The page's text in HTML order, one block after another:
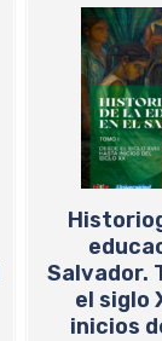
Salvador.
el siglo
inicios